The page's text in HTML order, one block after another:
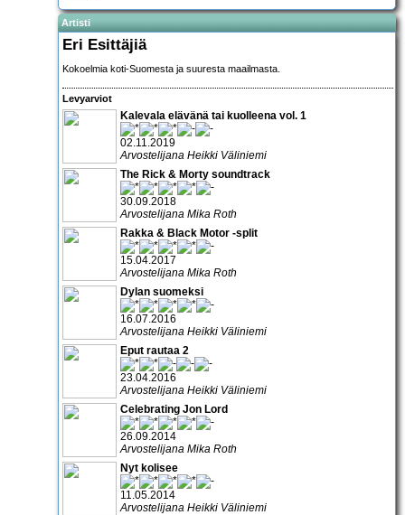
Artisti
Eri Esittäjiä
Kokoelmia koti-Suomesta ja suuresta maailmasta.
Levyarviot
Kalevala elävänä tai kuolleena vol. 1
02.11.2019
Arvostelijana Heikki Väliniemi
The Rick & Morty soundtrack
30.09.2018
Arvostelijana Mika Roth
Rakka & Black Motor -split
15.04.2017
Arvostelijana Mika Roth
Dylan suomeksi
16.07.2016
Arvostelijana Heikki Väliniemi
Eput rautaa 2
23.04.2016
Arvostelijana Heikki Väliniemi
Celebrating Jon Lord
26.09.2014
Arvostelijana Mika Roth
Nyt kolisee
11.05.2014
Arvostelijana Heikki Väliniemi